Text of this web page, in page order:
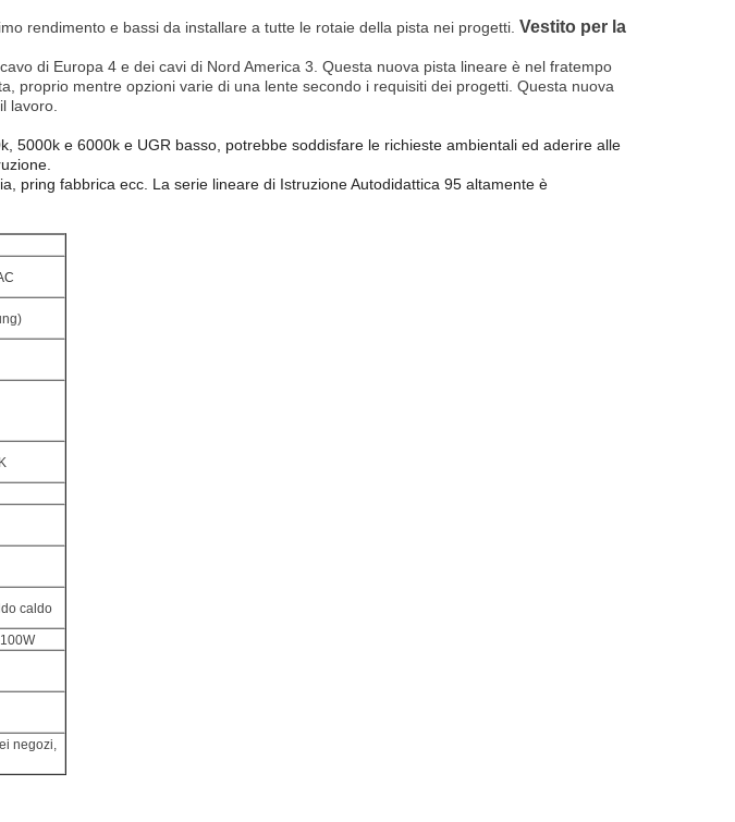
rendimento e bassi da installare a tutte le rotaie della pista nei progetti. Vestito per la
di Europa 4 e dei cavi di Nord America 3. Questa nuova pista lineare è nel fratempo
proprio mentre opzioni varie di una lente secondo i requisiti dei progetti. Questa nuova
lavoro.
e 6000k e UGR basso, potrebbe soddisfare le richieste ambientali ed aderire alle
pring fabbrica ecc. La serie lineare di Istruzione Autodidattica 95 altamente è
caldo
negozi,